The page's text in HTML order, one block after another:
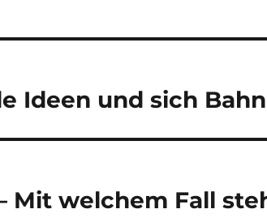
Ideen und sich
Mit welchem Fall